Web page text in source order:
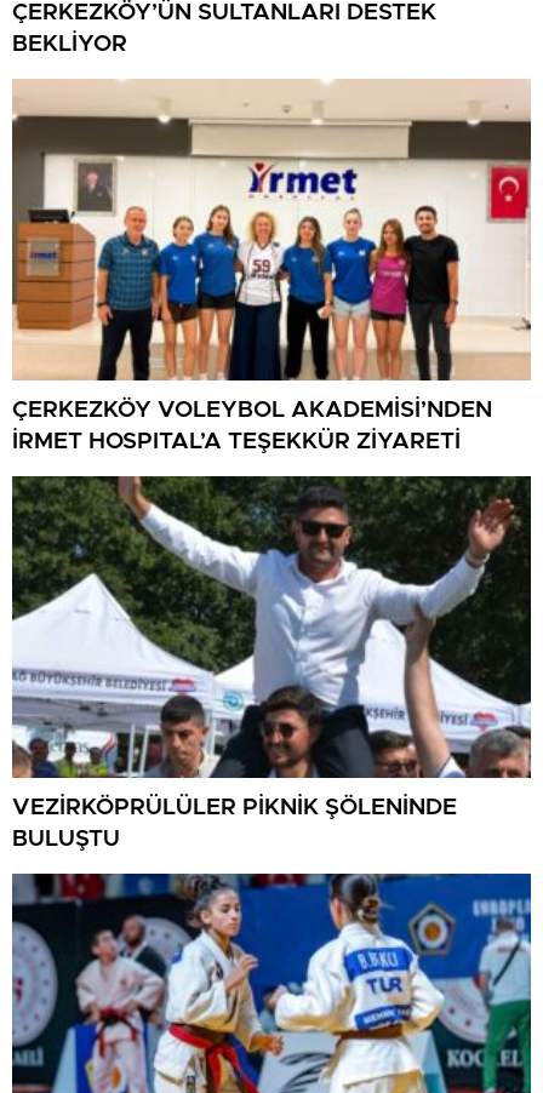
ÇERKEZKÖY’ÜN SULTANLARI DESTEK
BEKLİYOR
ÇERKEZKÖY VOLEYBOL AKADEMİSİ’NDEN
İRMET HOSPITAL’A TEŞEKKÜR ZİYARETİ
VEZİRKÖPRÜLÜLER PİKNİK ŞÖLENİNDE
BULUŞTU